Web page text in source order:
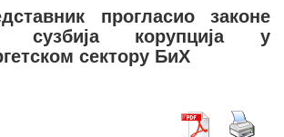
прогласио законе
сузбија корупција у
сектору БиХ